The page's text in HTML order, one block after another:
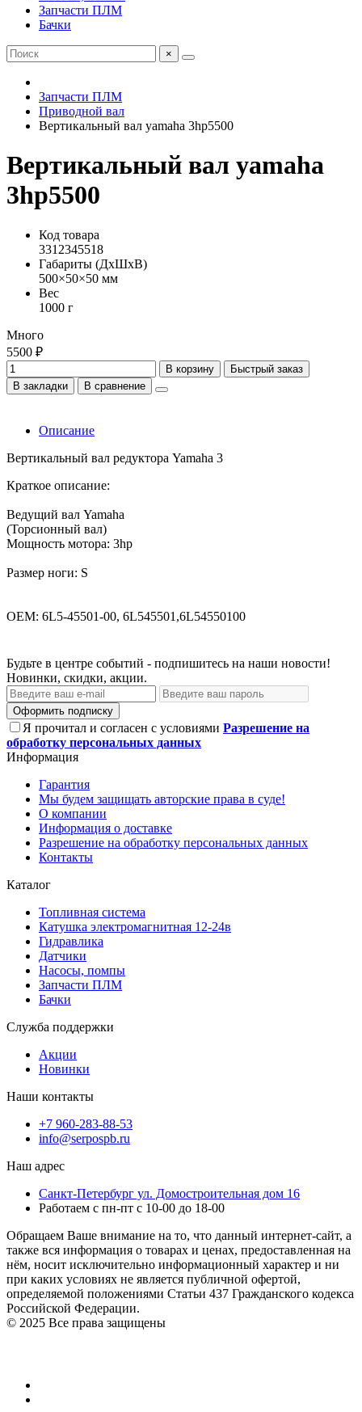
Запчасти ПЛМ
Бачки
×
Запчасти ПЛМ
Приводной вал
Вертикальный вал yamaha 3hp5500
Вертикальный вал yamaha
3hp5500
Код товара
3312345518
Габариты (ДхШхВ)
500×50×50 мм
Вес
1000 г
Много
5500 ₽
В корзину
Быстрый заказ
В закладки
В сравнение
Описание
Вертикальный вал редуктора Yamaha 3
Краткое описание:
Ведущий вал Yamaha
(Торсионный вал)
Мощность мотора: 3hp
Размер ноги: S
OEM: 6L5-45501-00, 6L545501,6L54550100
Будьте в центре событий - подпишитесь на наши новости!
Новинки, скидки, акции.
Оформить подписку
Я прочитал и согласен с условиями Разрешение на
обработку персональных данных
Информация
Гарантия
Мы будем защищать авторские права в суде!
О компании
Информация о доставке
Разрешение на обработку персональных данных
Контакты
Каталог
Топливная система
Катушка электромагнитная 12-24в
Гидравлика
Датчики
Насосы, помпы
Запчасти ПЛМ
Бачки
Служба поддержки
Акции
Новинки
Наши контакты
+7 960-283-88-53
info@serpospb.ru
Наш адрес
Санкт-Петербург ул. Домостроительная дом 16
Работаем с пн-пт с 10-00 до 18-00
Обращаем Ваше внимание на то, что данный интернет-сайт, а
также вся информация о товарах и ценах, предоставленная на
нём, носит исключительно информационный характер и ни
при каких условиях не является публичной офертой,
определяемой положениями Статьи 437 Гражданского кодекса
Российской Федерации.
© 2025 Все права защищены